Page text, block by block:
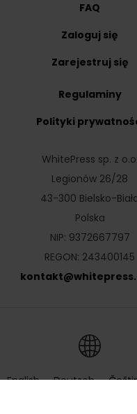
FAQ
Zaloguj się
Zarejestruj się
WhitePress sp. z o.o.
Legionów 26/28
43-300 Bielsko-
Polska
NIP: 9372667797
REGON: 243400145
kontakt@whitepress.
Regulaminy
Polityki
English Deutsch